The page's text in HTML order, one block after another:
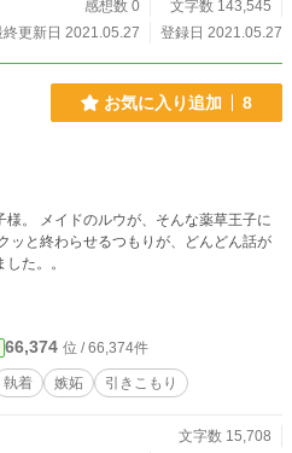
感想数 0
文字数 143,545
終更新日 2021.05.27
登録日 2021.05.27
お気に入り追加 8
王子に
た。。
66,374 位 / 66,374件
執着 嫉妬 引きこもり
文字数 15,708